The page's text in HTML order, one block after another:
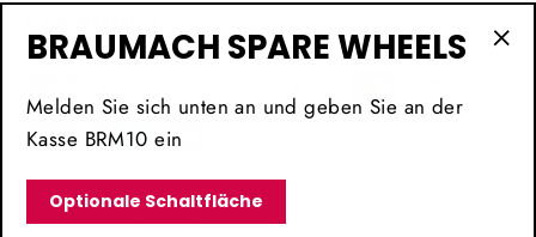
© 2026 BRAUMACH Auto Parts
BRAUMACH SPARE WHEELS
Melden Sie sich unten an und geben Sie an der
Kasse BRM10 ein
Optionale Schaltfläche